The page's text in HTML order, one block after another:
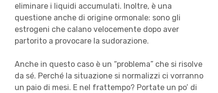
eliminare i liquidi accumulati. Inoltre, è una
questione anche di origine ormonale: sono gli
estrogeni che calano velocemente dopo aver
partorito a provocare la sudorazione.
Anche in questo caso è un “problema” che si risolve
da sé. Perché la situazione si normalizzi ci vorranno
un paio di mesi. E nel frattempo? Portate un po’ di